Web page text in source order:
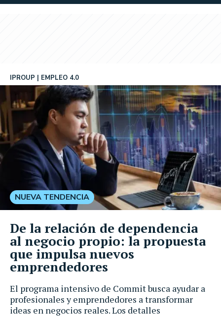
El programa intensivo de Commit busca ayudar a
profesionales y emprendedores a transformar
ideas en negocios reales. Los detalles
IPROUP EMPLEO 4.0
NUEVA TENDENCIA
De la relación de dependencia
al negocio propio: la propuesta
que impulsa nuevos
emprendedores